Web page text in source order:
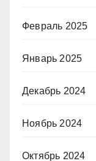
Февраль 2025
Январь 2025
Декабрь 2024
Ноябрь 2024
Октябрь 2024